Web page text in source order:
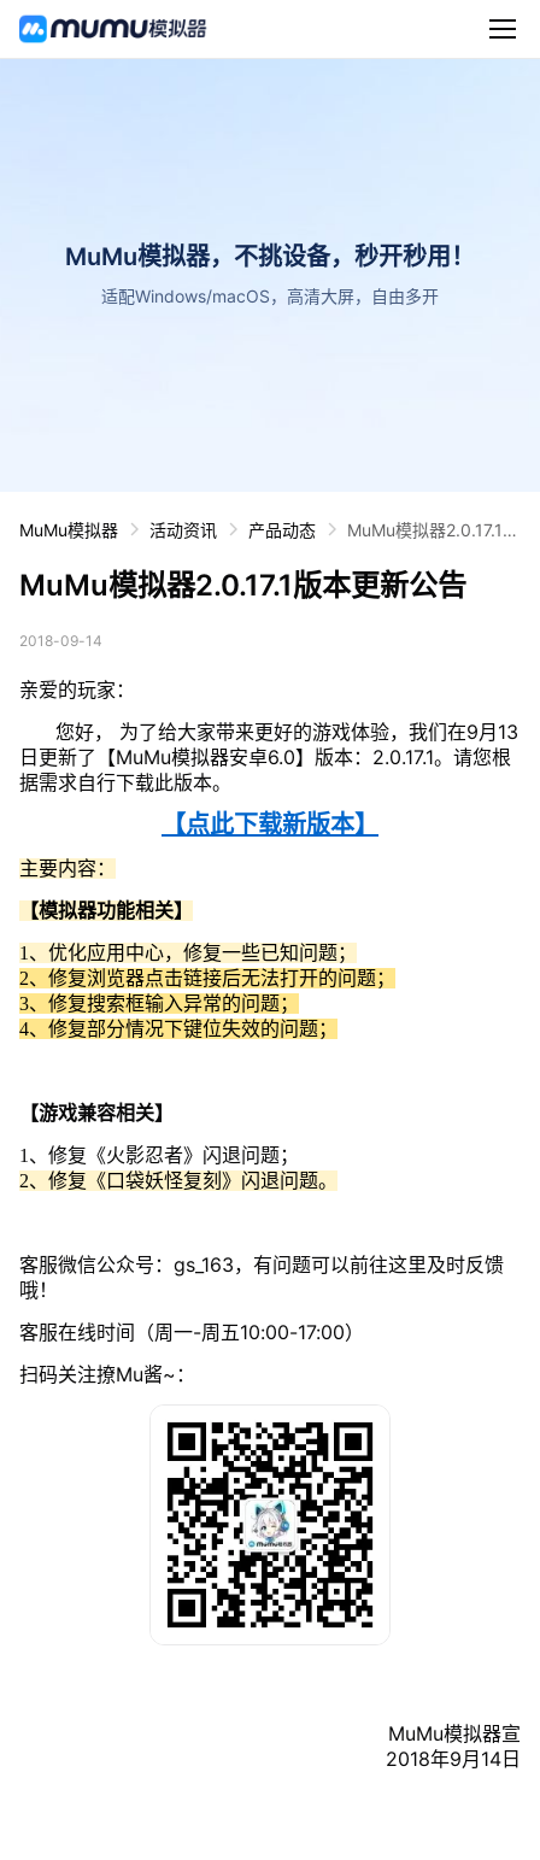
MuMu模拟器，不挑设备，秒开秒用！
适配Windows/macOS，高清大屏，自由多开
MuMu模拟器 活动资讯 产品动态
MuMu模拟器2.0.17.1版
MuMu模拟器2.0.17.1版本更新公告
2018-09-14
亲爱的玩家：
您好， 为了给大家带来更好的游戏体验，我们在9月13
日更新了【MuMu模拟器安卓6.0】版本：2.0.17.1。请您根
据需求自行下载此版本。
【点此下载新版本】
主要内容：
【模拟器功能相关】
1、优化应用中心，修复一些已知问题；
2、修复浏览器点击链接后无法打开的问题；
3、修复搜索框输入异常的问题；
4、修复部分情况下键位失效的问题；
【游戏兼容相关】
1、修复《火影忍者》闪退问题；
2、修复《口袋妖怪复刻》闪退问题。
客服微信公众号：gs_163，有问题可以前往这里及时反馈
哦！
客服在线时间（周一-周五10:00-17:00）
扫码关注撩Mu酱~：
MuMu模拟器宣
2018年9月14日